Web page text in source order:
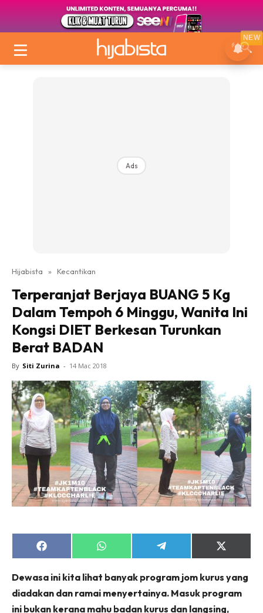
Ads
Hijabista » Kecantikan
Terperanjat Berjaya BUANG 5 Kg
Dalam Tempoh 6 Minggu, Wanita Ini
Kongsi DIET Berkesan Turunkan
Berat BADAN
By Siti Zurina - 14 Mac 2018
Share
on
Share
on
Share
on
Share
on
(Twitter)
Dewasa ini kita lihat banyak program jom kurus yang
diadakan dan ramai menyertainya. Masuk program
ini bukan kerana mahu badan kurus dan langsing,
NEW